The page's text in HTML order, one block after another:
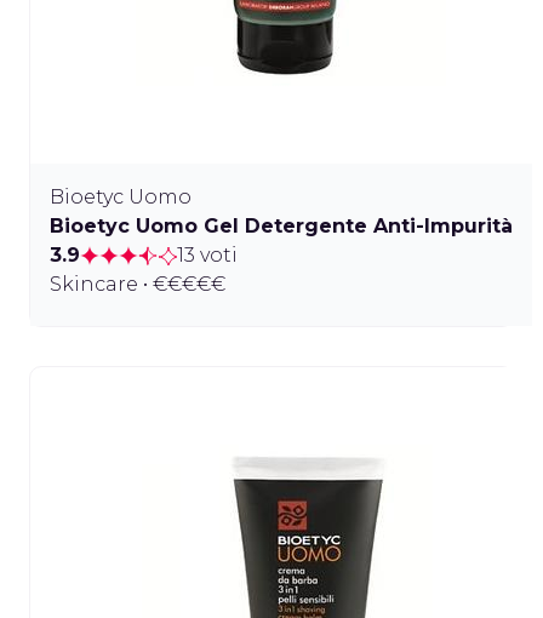
Bioetyc Uomo
Bioetyc Uomo Gel Detergente Anti-Impurità
3.9
13 voti
Skincare • €€€€€